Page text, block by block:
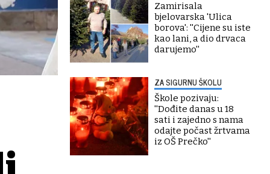
Zamirisala
bjelovarska 'Ulica
borova': ''Cijene su iste
kao lani, a dio drvaca
darujemo''
ZA SIGURNU ŠKOLU
Škole pozivaju:
''Dođite danas u 18
sati i zajedno s nama
odajte počast žrtvama
iz OŠ Prečko''